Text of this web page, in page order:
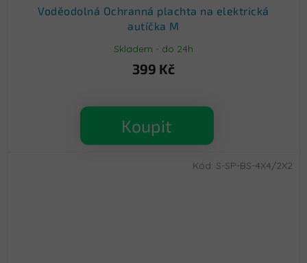
Voděodolná Ochranná plachta na elektrická
autíčka M
Skladem - do 24h
399 Kč
Koupit
Kód: S-SP-BS-4X4/2X2